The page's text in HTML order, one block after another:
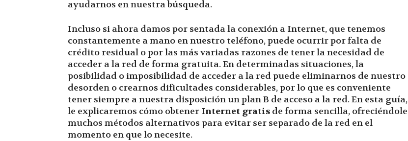
ayudarnos en nuestra búsqueda.
Incluso si ahora damos por sentada la conexión a Internet, que tenemos
constantemente a mano en nuestro teléfono, puede ocurrir por falta de
crédito residual o por las más variadas razones de tener la necesidad de
acceder a la red de forma gratuita. En determinadas situaciones, la
posibilidad o imposibilidad de acceder a la red puede eliminarnos de nuestro
desorden o crearnos dificultades considerables, por lo que es conveniente
tener siempre a nuestra disposición un plan B de acceso a la red. En esta guía,
le explicaremos cómo obtener Internet gratis de forma sencilla, ofreciéndole
muchos métodos alternativos para evitar ser separado de la red en el
momento en que lo necesite.